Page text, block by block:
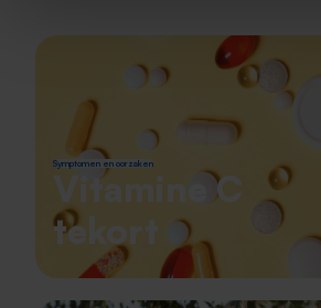
Symptomen en oorzaken
Vitamine C
tekort